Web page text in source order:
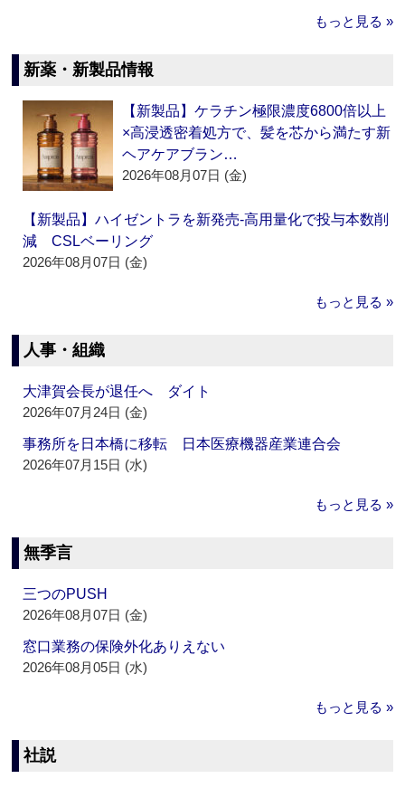
もっと見る »
新薬・新製品情報
【新製品】ケラチン極限濃度6800倍以上
×高浸透密着処方で、髪を芯から満たす新
ヘアケアブラン…
2026年08月07日 (金)
【新製品】ハイゼントラを新発売‐高用量化で投与本数削
減 CSLベーリング
2026年08月07日 (金)
もっと見る »
人事・組織
大津賀会長が退任へ ダイト
2026年07月24日 (金)
事務所を日本橋に移転 日本医療機器産業連合会
2026年07月15日 (水)
もっと見る »
無季言
三つのPUSH
2026年08月07日 (金)
窓口業務の保険外化ありえない
2026年08月05日 (水)
もっと見る »
社説